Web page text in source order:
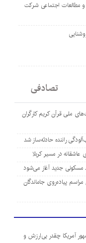
و مطالعات اجتماعی شرکت
تصادفی
ملی قرآن کریم کارگران
در مسیر کربلا
زائران مراسم پیاده‌روی جاماندگان
آمریکا چقدر بی‌ارزش و